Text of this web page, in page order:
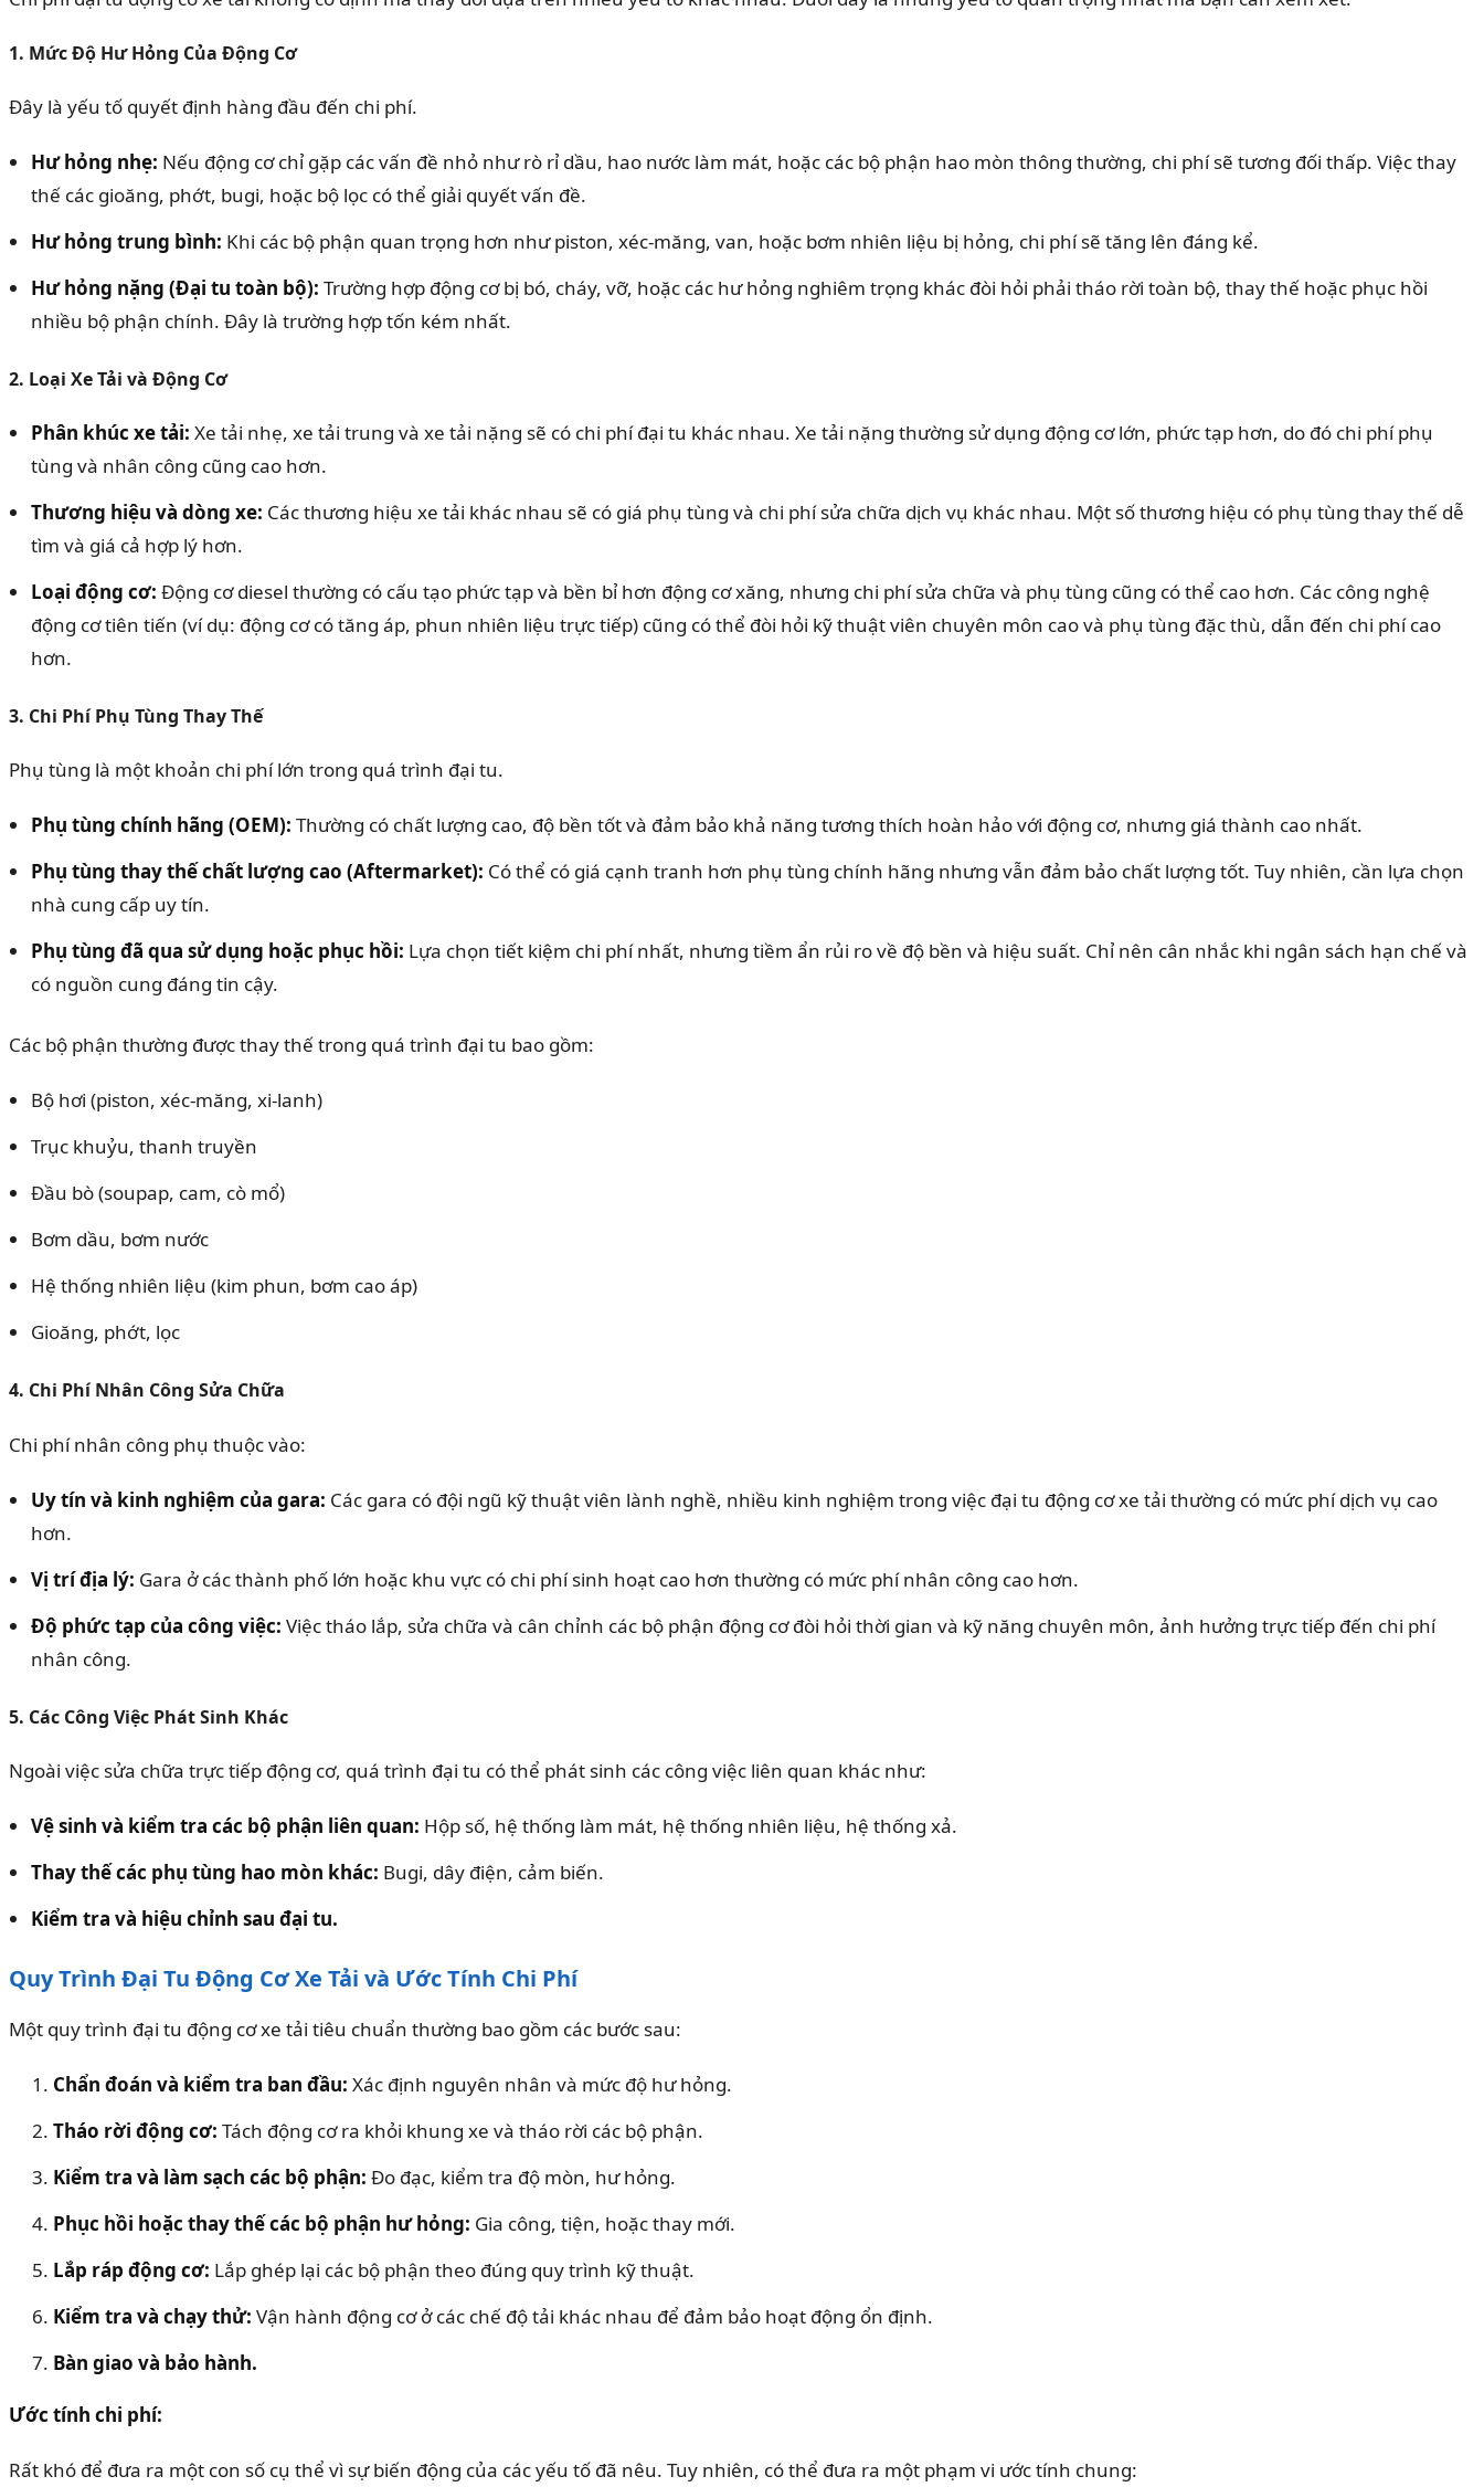
1. Mức Độ Hư Hỏng Của Động Cơ
Đây là yếu tố quyết định hàng đầu đến chi phí.
Hư hỏng nhẹ: Nếu động cơ chỉ gặp các vấn đề nhỏ như rò rỉ dầu, hao nước làm mát, hoặc các bộ phận hao mòn thông thường, chi phí sẽ tương đối thấp. Việc thay
thế các gioăng, phớt, bugi, hoặc bộ lọc có thể giải quyết vấn đề.
Hư hỏng trung bình: Khi các bộ phận quan trọng hơn như piston, xéc-măng, van, hoặc bơm nhiên liệu bị hỏng, chi phí sẽ tăng lên đáng kể.
Hư hỏng nặng (Đại tu toàn bộ): Trường hợp động cơ bị bó, cháy, vỡ, hoặc các hư hỏng nghiêm trọng khác đòi hỏi phải tháo rời toàn bộ, thay thế hoặc phục hồi
nhiều bộ phận chính. Đây là trường hợp tốn kém nhất.
2. Loại Xe Tải và Động Cơ
Phân khúc xe tải: Xe tải nhẹ, xe tải trung và xe tải nặng sẽ có chi phí đại tu khác nhau. Xe tải nặng thường sử dụng động cơ lớn, phức tạp hơn, do đó chi phí phụ
tùng và nhân công cũng cao hơn.
Thương hiệu và dòng xe: Các thương hiệu xe tải khác nhau sẽ có giá phụ tùng và chi phí sửa chữa dịch vụ khác nhau. Một số thương hiệu có phụ tùng thay thế dễ
tìm và giá cả hợp lý hơn.
Loại động cơ: Động cơ diesel thường có cấu tạo phức tạp và bền bỉ hơn động cơ xăng, nhưng chi phí sửa chữa và phụ tùng cũng có thể cao hơn. Các công nghệ
động cơ tiên tiến (ví dụ: động cơ có tăng áp, phun nhiên liệu trực tiếp) cũng có thể đòi hỏi kỹ thuật viên chuyên môn cao và phụ tùng đặc thù, dẫn đến chi phí cao
hơn.
3. Chi Phí Phụ Tùng Thay Thế
Phụ tùng là một khoản chi phí lớn trong quá trình đại tu.
Phụ tùng chính hãng (OEM): Thường có chất lượng cao, độ bền tốt và đảm bảo khả năng tương thích hoàn hảo với động cơ, nhưng giá thành cao nhất.
Phụ tùng thay thế chất lượng cao (Aftermarket): Có thể có giá cạnh tranh hơn phụ tùng chính hãng nhưng vẫn đảm bảo chất lượng tốt. Tuy nhiên, cần lựa chọn
nhà cung cấp uy tín.
Phụ tùng đã qua sử dụng hoặc phục hồi: Lựa chọn tiết kiệm chi phí nhất, nhưng tiềm ẩn rủi ro về độ bền và hiệu suất. Chỉ nên cân nhắc khi ngân sách hạn chế và
có nguồn cung đáng tin cậy.
Các bộ phận thường được thay thế trong quá trình đại tu bao gồm:
Bộ hơi (piston, xéc-măng, xi-lanh)
Trục khuỷu, thanh truyền
Đầu bò (soupap, cam, cò mổ)
Bơm dầu, bơm nước
Hệ thống nhiên liệu (kim phun, bơm cao áp)
Gioăng, phớt, lọc
4. Chi Phí Nhân Công Sửa Chữa
Chi phí nhân công phụ thuộc vào:
Uy tín và kinh nghiệm của gara: Các gara có đội ngũ kỹ thuật viên lành nghề, nhiều kinh nghiệm trong việc đại tu động cơ xe tải thường có mức phí dịch vụ cao
hơn.
Vị trí địa lý: Gara ở các thành phố lớn hoặc khu vực có chi phí sinh hoạt cao hơn thường có mức phí nhân công cao hơn.
Độ phức tạp của công việc: Việc tháo lắp, sửa chữa và cân chỉnh các bộ phận động cơ đòi hỏi thời gian và kỹ năng chuyên môn, ảnh hưởng trực tiếp đến chi phí
nhân công.
5. Các Công Việc Phát Sinh Khác
Ngoài việc sửa chữa trực tiếp động cơ, quá trình đại tu có thể phát sinh các công việc liên quan khác như:
Vệ sinh và kiểm tra các bộ phận liên quan: Hộp số, hệ thống làm mát, hệ thống nhiên liệu, hệ thống xả.
Thay thế các phụ tùng hao mòn khác: Bugi, dây điện, cảm biến.
Kiểm tra và hiệu chỉnh sau đại tu.
Quy Trình Đại Tu Động Cơ Xe Tải và Ước Tính Chi Phí
Một quy trình đại tu động cơ xe tải tiêu chuẩn thường bao gồm các bước sau:
Chẩn đoán và kiểm tra ban đầu: Xác định nguyên nhân và mức độ hư hỏng.
Tháo rời động cơ: Tách động cơ ra khỏi khung xe và tháo rời các bộ phận.
Kiểm tra và làm sạch các bộ phận: Đo đạc, kiểm tra độ mòn, hư hỏng.
Phục hồi hoặc thay thế các bộ phận hư hỏng: Gia công, tiện, hoặc thay mới.
Lắp ráp động cơ: Lắp ghép lại các bộ phận theo đúng quy trình kỹ thuật.
Kiểm tra và chạy thử: Vận hành động cơ ở các chế độ tải khác nhau để đảm bảo hoạt động ổn định.
Bàn giao và bảo hành.
Ước tính chi phí:
Rất khó để đưa ra một con số cụ thể vì sự biến động của các yếu tố đã nêu. Tuy nhiên, có thể đưa ra một phạm vi ước tính chung: